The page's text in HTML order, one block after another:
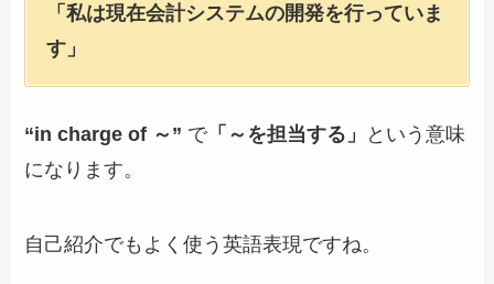
「私は現在会計システムの開発を行っていま
す」
“in charge of ～” で「～を担当する」
という意味
になります。
自己紹介でもよく使う英語表現ですね。